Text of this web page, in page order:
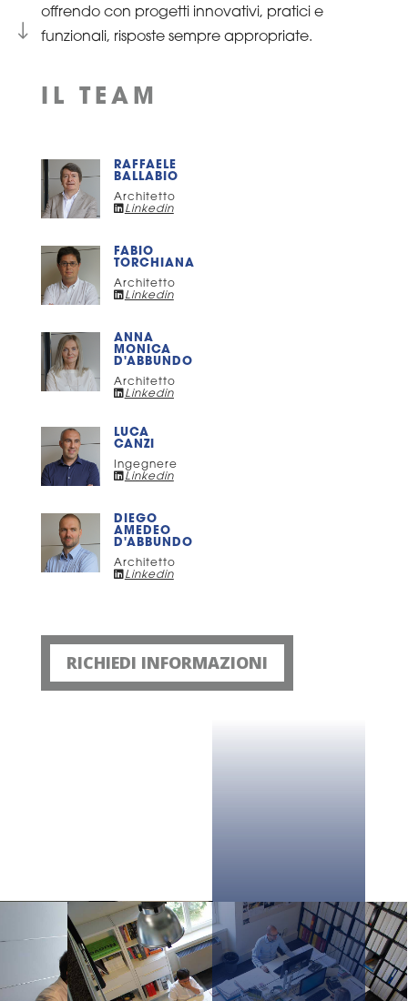
offrendo con progetti innovativi, pratici e
funzionali, risposte sempre appropriate.
#
IL TEAM
RAFFAELE
BALLABIO
Architetto
Linkedin
FABIO
TORCHIANA
Architetto
Linkedin
ANNA
MONICA
D'ABBUNDO
Architetto
Linkedin
LUCA
CANZI
Ingegnere
Linkedin
DIEGO
AMEDEO
D'ABBUNDO
Architetto
Linkedin
RICHIEDI INFORMAZIONI